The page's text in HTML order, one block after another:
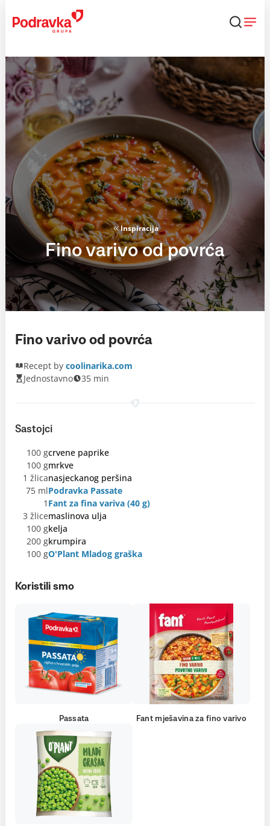
content
Inspiracija
Fino varivo od povrća
Fino varivo od povrća
Recept by coolinarika.com
Jednostavno
35 min
Sastojci
100 gcrvene paprike
100 gmrkve
1 žlicanasjeckanog peršina
75 mlPodravka Passate
1 Fant za fina variva (40 g)
3 žlicemaslinova ulja
100 gkelja
200 gkrumpira
100 gO'Plant Mladog graška
Koristili smo
Passata Fant mješavina za fino varivo